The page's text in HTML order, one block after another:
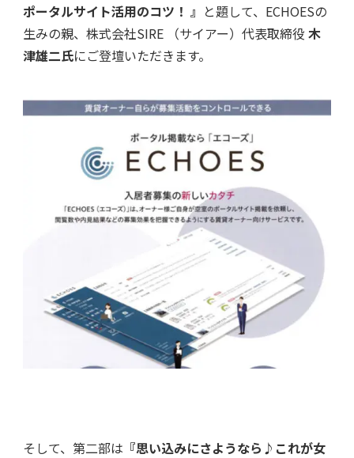
ポータルサイト活用のコツ！ 』 と題して、ECHOESの
生みの親、株式会社SIRE （サイアー）代表取締役 木
津雄二氏にご登壇いただきます。
そして、第二部は 『思い込みにさようなら♪これが女